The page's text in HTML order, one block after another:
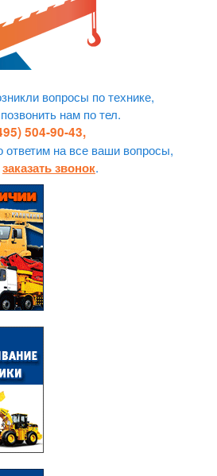
вопросы по технике,
нам по тел.
504-90-43,
ответим на все ваши вопросы,
заказать звонок.